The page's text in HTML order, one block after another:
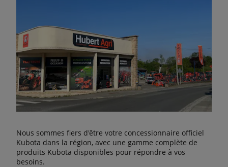
Nous sommes fiers d'être votre concessionnaire officiel
Kubota dans la région, avec une gamme complète de
produits Kubota disponibles pour répondre à vos
besoins.